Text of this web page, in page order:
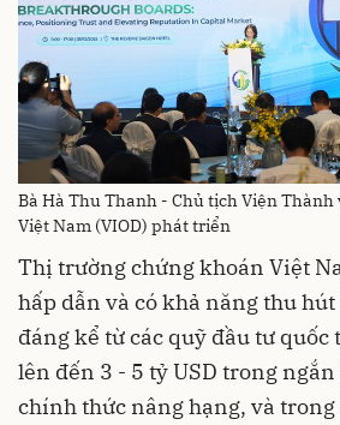
Bà Hà Thu Thanh - Chủ tịch Viện
Việt Nam (VIOD) phát triển
Thị trường chứng khoán Việt
hấp dẫn và có khả năng thu
đáng kể từ các quỹ đầu tư quốc
lên đến 3 - 5 tỷ USD trong
chính thức nâng hạng, và